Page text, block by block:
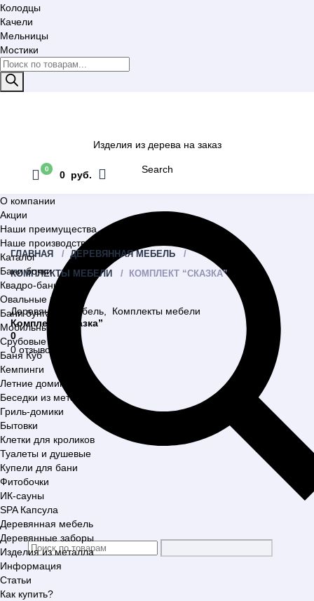
Колодцы
Качели
Мельницы
Мостики
Поиск
товаров
Изделия из дерева на заказ
Search
0
0 руб.
О компании
Акции
Наши преимущества
Наше производство
Каталог
Бани бочки
Квадро-бани
Овальные бани
Бани бунгало
Мобильные бани
Срубовые бани
Баня Куб
Кемпинги
Летние домики
Беседки из металла
Гриль-домики
Бытовки
Клетки для кроликов
Туалеты и душевые
Купели для бани
Фитобочки
ИК-сауны
SPA Капсула
Деревянная мебель
Деревянные заборы
Изделия из металла
Информация
Статьи
Как купить?
ГЛАВНАЯ
ДЕРЕВЯННАЯ МЕБЕЛЬ
КОМПЛЕКТЫ МЕБЕЛИ
КОМПЛЕКТ “СКАЗКА”
Деревянная мебель
Комплекты мебели
Комплект “Сказка”
0
0 отзывов